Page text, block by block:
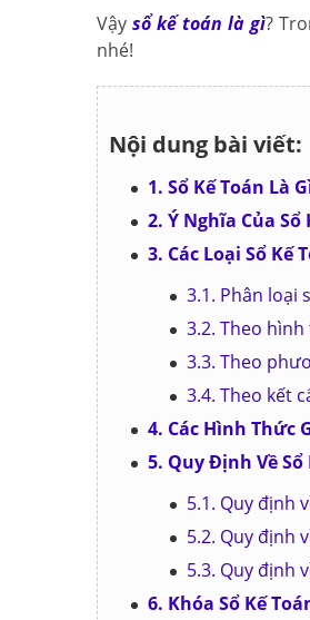
Vậy sổ kế toán là gì?
nhé!
Nội dung bài viết:
1. Sổ Kế Toán Là
2. Ý Nghĩa Của Sổ
3. Các Loại Sổ Kế
3.1. Phân loại
3.2. Theo
3.3. Theo
3.4. Theo kết
4. Các Hình Thức
5. Quy Định Về
5.1. Quy định
5.2. Quy định
5.3. Quy định
6. Khóa Sổ Kế